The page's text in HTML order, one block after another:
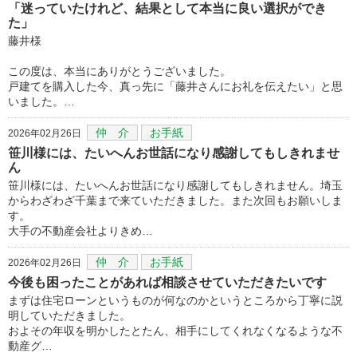
「迷っていたけれど、結果として本当に良い選択ができ
た」
藤井様
この度は、本当にありがとうございました。
戸建てを購入した今、真っ先に「藤井さんにお礼を伝えたい」と思
いました。…
2026年02月26日 仲 介 お手紙
笹川様には、たいへんお世話になり感謝してもしきれませ
ん
笹川様には、たいへんお世話になり感謝してもしきれません。埼玉
からわざわざ千葉まで来ていただきました。また次回もお願いしま
す。
大手の不動産会社よりきめ…
2026年02月26日 仲 介 お手紙
今後も困ったことがあれば相談させていただきたいです
まずは住宅ローンというものが何なのかというところから丁寧に説
明していただきました。
およその年収を明かしたとたん、相手にしてくれなくなるような不
動産グ…